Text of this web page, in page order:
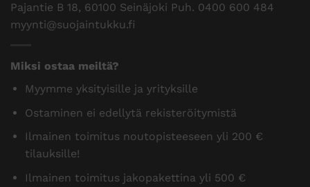
Pajantie B 18, 60100 Seinäjoki Puh. 0400 600 484
myynti@suojaintukku.fi
Miksi ostaa meiltä?
Myymme yksityisille ja yrityksille
Ostaminen ei edellytä rekisteröitymistä
Ilmainen toimitus noutopisteeseen yli 200 €
tilauksille!
Ilmainen toimitus jakopakettina yli 500 €